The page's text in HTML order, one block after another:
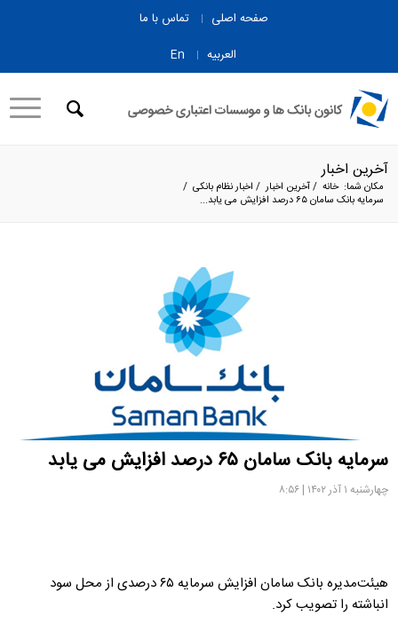
صفحه اصلی
تماس با ما
العربیه
En
آخرین اخبار
مکان شما: خانه /آخرین اخبار / اخبار نظام بانکی /
سرمایه بانک سامان ۶۵ درصد افزایش می یابد...
سرمایه بانک سامان ۶۵ درصد افزایش می یابد
چهارشنبه ۱ آذر ۱۴۰۲ | ۸:۵۶
هیئت‌مدیره بانک سامان افزایش سرمایه ۶۵‌ درصدی از محل سود
انباشته را تصویب کرد.